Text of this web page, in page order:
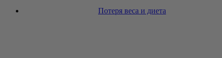
Потеря веса и диета